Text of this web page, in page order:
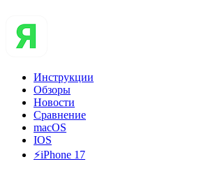
Инструкции
Обзоры
Новости
Сравнение
macOS
IOS
⚡️iPhone 17